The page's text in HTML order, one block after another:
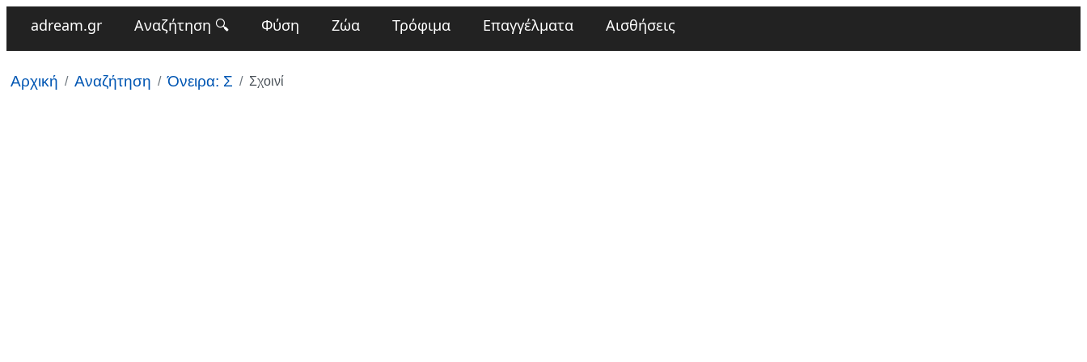
adream.gr Αναζήτηση 🔍 Φύση Ζώα Τρόφιμα Επαγγέλματα Αισθήσεις
Αρχική Αναζήτηση Όνειρα: Σ Σχοινί